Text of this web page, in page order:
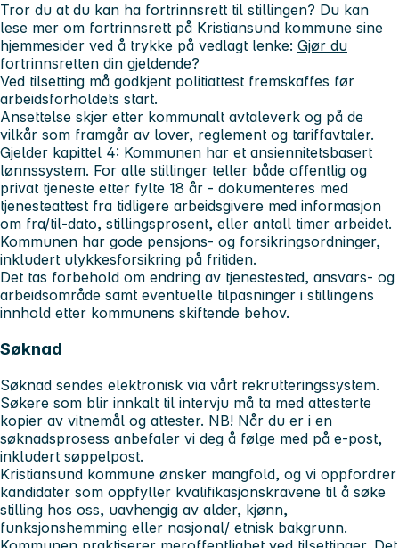
Tror du at du kan ha fortrinnsrett til stillingen? Du kan
lese mer om fortrinnsrett på Kristiansund kommune sine
hjemmesider ved å trykke på vedlagt lenke: Gjør du
fortrinnsretten din gjeldende?
Ved tilsetting må godkjent politiattest fremskaffes før
arbeidsforholdets start.
Ansettelse skjer etter kommunalt avtaleverk og på de
vilkår som framgår av lover, reglement og tariffavtaler.
Gjelder kapittel 4: Kommunen har et ansiennitetsbasert
lønnssystem. For alle stillinger teller både offentlig og
privat tjeneste etter fylte 18 år - dokumenteres med
tjenesteattest fra tidligere arbeidsgivere med informasjon
om fra/til-dato, stillingsprosent, eller antall timer arbeidet.
Kommunen har gode pensjons- og forsikringsordninger,
inkludert ulykkesforsikring på fritiden.
Det tas forbehold om endring av tjenestested, ansvars- og
arbeidsområde samt eventuelle tilpasninger i stillingens
innhold etter kommunens skiftende behov.
Søknad
Søknad sendes elektronisk via vårt rekrutteringssystem.
Søkere som blir innkalt til intervju må ta med attesterte
kopier av vitnemål og attester. NB! Når du er i en
søknadsprosess anbefaler vi deg å følge med på e-post,
inkludert søppelpost.
Kristiansund kommune ønsker mangfold, og vi oppfordrer
kandidater som oppfyller kvalifikasjonskravene til å søke
stilling hos oss, uavhengig av alder, kjønn,
funksjonshemming eller nasjonal/ etnisk bakgrunn.